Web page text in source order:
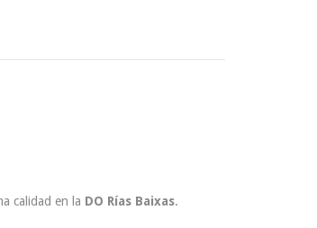
calidad en la DO Rías Baixas.